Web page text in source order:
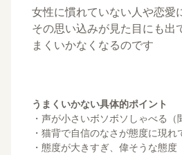
女性に慣れていない人や恋愛
その思い込みが見た目にも出
まくいかなくなるのです
うまくいかない具体的ポイント
・声が小さいボソボソしゃべる（
・猫背で自信のなさが態度に現れ
・態度が大きすぎ、偉そうな態度